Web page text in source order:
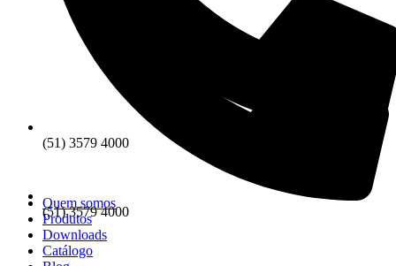
(51) 3579 4000
(51) 3579 4000
Quem somos
Produtos
Downloads
Catálogo